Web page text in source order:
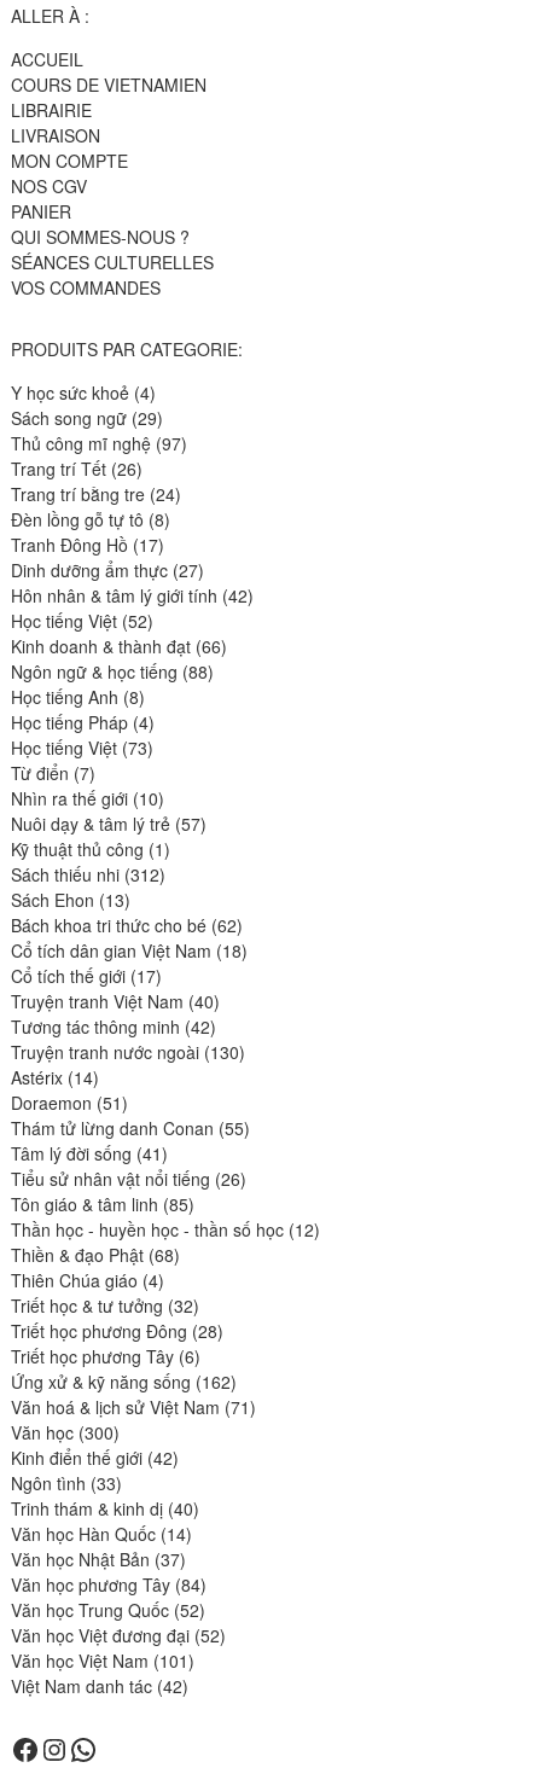
ALLER À :
ACCUEIL
COURS DE VIETNAMIEN
LIBRAIRIE
LIVRAISON
MON COMPTE
NOS CGV
PANIER
QUI SOMMES-NOUS ?
SÉANCES CULTURELLES
VOS COMMANDES
PRODUITS PAR CATEGORIE:
Y học sức khoẻ 44
produits
Sách song ngữ 2929
produits
Thủ công mĩ nghệ 9797
Trang trí Tết 2626
produits
Trang trí bằng tre 2424
Đèn lồng gỗ tự tô 88
produits
Tranh Đông Hồ 1717
produits
Dinh dưỡng ẩm thực 2727
produits
Hôn nhân & tâm lý giới tính 4242
Học tiếng Việt 5252
produits
Kinh doanh & thành đạt 6666
Ngôn ngữ & học tiếng 8888
Học tiếng Anh 88
produits
Học tiếng Pháp 44
produits
Học tiếng Việt 7373
Từ điển 77
produits
Nhìn ra thế giới 1010
produits
Nuôi dạy & tâm lý trẻ 5757
Kỹ thuật thủ công 11
produit
Sách thiếu nhi 312312
Sách Ehon 1313
produits
Bách khoa tri thức cho bé 6262
produits
Cổ tích dân gian Việt Nam 1818
Cổ tích thế giới 1717
produits
Truyện tranh Việt Nam 4040
produits
Tương tác thông minh 4242
produits
Truyện tranh nước ngoài 130130
Astérix 1414
produits
Doraemon 5151
produits
Thám tử lừng danh Conan 5555
Tâm lý đời sống 4141
produits
Tiểu sử nhân vật nổi tiếng 2626
Tôn giáo & tâm linh 8585
produits
Thần học - huyền học - thần số học 1212
Thiền & đạo Phật 6868
Thiên Chúa giáo 44
produits
Triết học & tư tưởng 3232
produits
Triết học phương Đông 2828
Triết học phương Tây 66
produits
Ứng xử & kỹ năng sống 162162
produits
Văn hoá & lịch sử Việt Nam 7171
Văn học 300300
produits
Kinh điển thế giới 4242
Ngôn tình 3333
produits
Trinh thám & kinh dị 4040
Văn học Hàn Quốc 1414
produits
Văn học Nhật Bản 3737
produits
Văn học phương Tây 8484
produits
Văn học Trung Quốc 5252
produits
Văn học Việt đương đại 5252
Văn học Việt Nam 101101
produits
Việt Nam danh tác 4242
Facebook
Instagram
WhatsApp